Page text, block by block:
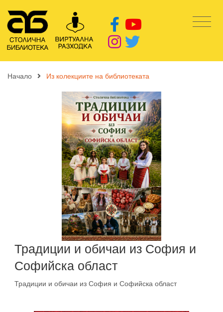
Начало Из колекциите на библиотеката
Традиции и обичаи из София и
Софийска област
Традиции и обичаи из София и Софийска област